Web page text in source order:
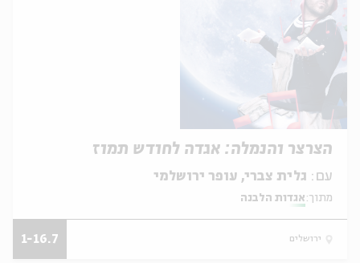
הצרצר והנמלה: אגדה לחודש תמוז
עם:
מתוך: אגדות הלבנה
ירושלים 1-16.7